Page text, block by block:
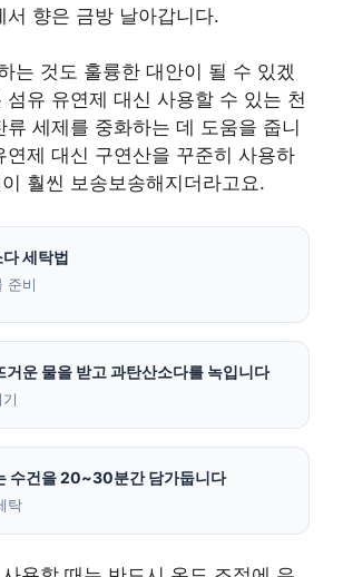
서 향은 금방 날아갑니다.
는 것도 훌륭한 대안이 될 수 있겠
섬유 유연제 대신 사용할 수 있는 천
류 세제를 중화하는 데 도움을 줍니
연제 대신 구연산을 꾸준히 사용하
훨씬 보송보송해지더라고요.
세탁법
준비
거운 물을 받고 과탄산소다를 녹입니다
수건을 20~30분간 담가둡니다
탁